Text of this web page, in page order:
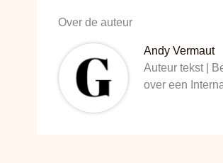
Over de auteur
Andy Vermaut
Auteur tekst |
over een